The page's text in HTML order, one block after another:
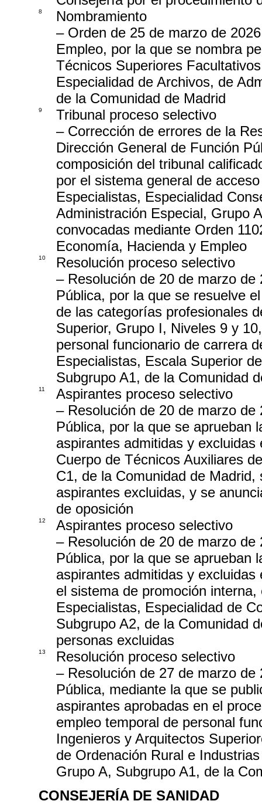
8
Nombramiento
– Orden de 25 de marzo de
Empleo, por la que se nombra
Técnicos Superiores
Especialidad de Archivos, de
de la Comunidad de Madrid
9
Tribunal proceso selectivo
– Corrección de errores de la
Dirección General de Función
composición del tribunal
por el sistema general de
Especialistas, Especialidad
Administración Especial, Grupo
convocadas mediante Orden
Economía, Hacienda y Empleo
10
Resolución proceso selectivo
– Resolución de 20 de marzo
Pública, por la que se resuelve
de las categorías profesionales
Superior, Grupo I, Niveles 9 y
personal funcionario de carrera
Especialistas, Escala Superior
Subgrupo A1, de la Comunidad
11
Aspirantes proceso selectivo
– Resolución de 20 de marzo
Pública, por la que se aprueban
aspirantes admitidas y
Cuerpo de Técnicos Auxiliares
C1, de la Comunidad de
aspirantes excluidas, y se
de oposición
12
Aspirantes proceso selectivo
– Resolución de 20 de marzo
Pública, por la que se aprueban
aspirantes admitidas y
el sistema de promoción
Especialistas, Especialidad de
Subgrupo A2, de la Comunidad
personas excluidas
13
Resolución proceso selectivo
– Resolución de 27 de marzo
Pública, mediante la que se
aspirantes aprobadas en el
empleo temporal de personal
Ingenieros y Arquitectos
de Ordenación Rural e
Grupo A, Subgrupo A1, de la
CONSEJERÍA DE SANIDAD